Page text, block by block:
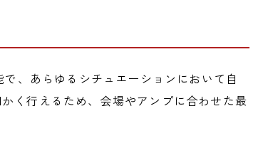
、あらゆるシチュエーションにおいて自
く行えるため、会場やアンプに合わせた最